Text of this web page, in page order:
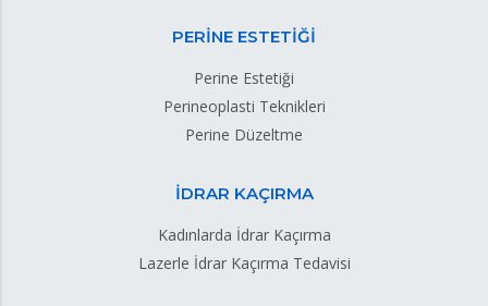
PERİNE ESTETİĞİ
Perine Estetiği
Perineoplasti Teknikleri
Perine Düzeltme
İDRAR KAÇIRMA
Kadınlarda İdrar Kaçırma
Lazerle İdrar Kaçırma Tedavisi